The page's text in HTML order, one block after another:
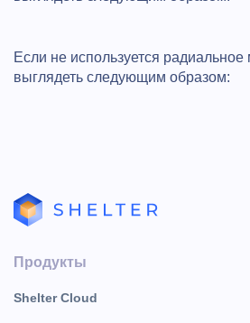
Если не используется
выглядеть следующим образом:
Продукты
Shelter Cloud